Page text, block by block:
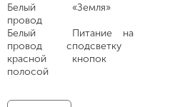
Белый
провод
«Земля»
Белый
провод с
красной
полосой
Питание на
подсветку
кнопок